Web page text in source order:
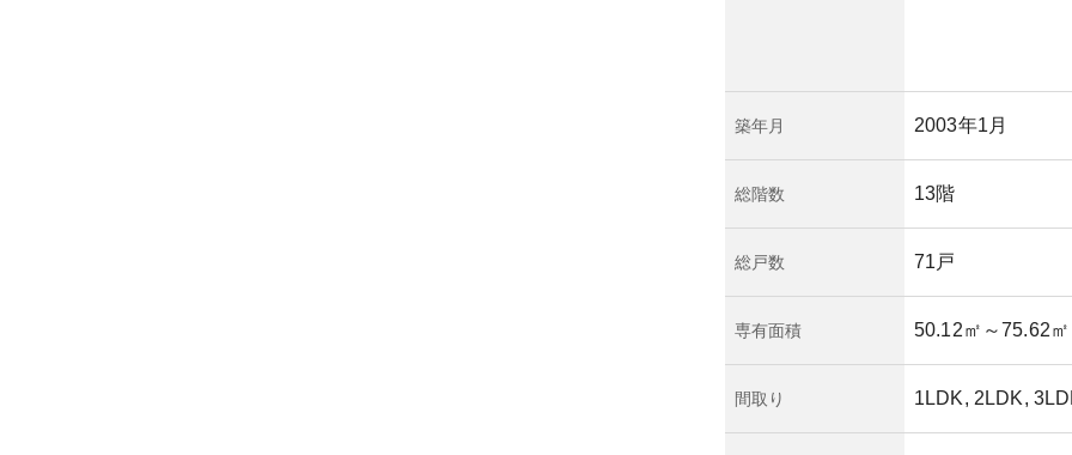
築年月 2003年1月
総階数 13階
総戸数 71戸
専有面積 50.12㎡ ～75.62㎡
間取り 1LDK, 2LDK,